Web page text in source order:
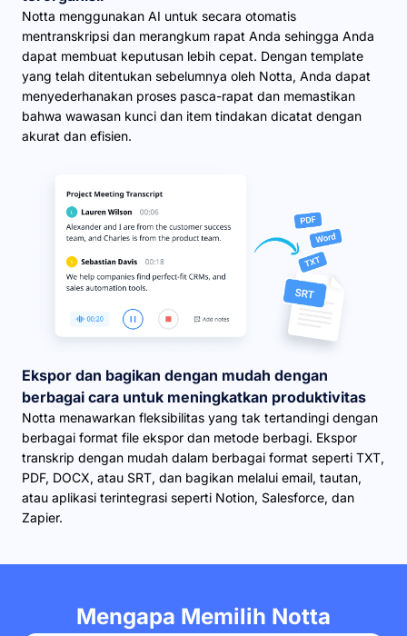
Notta menggunakan AI untuk secara otomatis
mentranskripsi dan merangkum rapat Anda sehingga Anda
dapat membuat keputusan lebih cepat. Dengan template
yang telah ditentukan sebelumnya oleh Notta, Anda dapat
menyederhanakan proses pasca-rapat dan memastikan
bahwa wawasan kunci dan item tindakan dicatat dengan
akurat dan efisien.
Ekspor dan bagikan dengan mudah dengan
berbagai cara untuk meningkatkan produktivitas
Notta menawarkan fleksibilitas yang tak tertandingi dengan
berbagai format file ekspor dan metode berbagi. Ekspor
transkrip dengan mudah dalam berbagai format seperti TXT,
PDF, DOCX, atau SRT, dan bagikan melalui email, tautan,
atau aplikasi terintegrasi seperti Notion, Salesforce, dan
Zapier.
Mengapa Memilih Notta